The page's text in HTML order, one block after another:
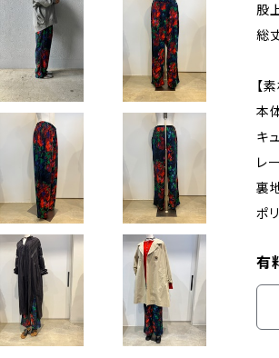
股
総
【素
本
キ
レ
裏
ポ
有